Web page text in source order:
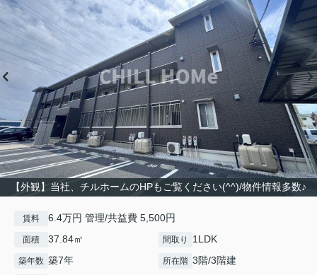
【外観】当社、チルホームのHPもご覧ください(^^)/物件情報多数♪
賃料 6.4万円 管理/共益費 5,500円
面積 37.84㎡ 間取り 1LDK
築年数 築7年 所在階 3階/3階建